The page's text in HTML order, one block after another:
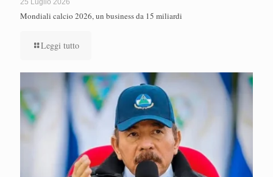
25 Luglio 2026
Mondiali calcio 2026, un business da 15 miliardi
Leggi tutto